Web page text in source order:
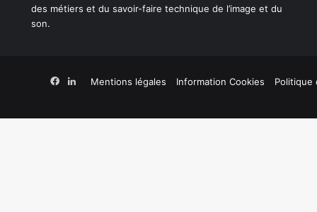
des métiers et du savoir-faire technique de l’image et du
son.
Mentions légales Information Cookies Politique
Facebook
Linkedin